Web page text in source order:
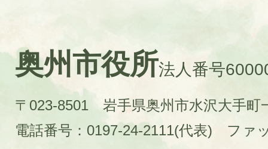
奥州市役所法人番号
〒023-8501 岩手県奥州市水沢大手町
電話番号：0197-24-2111(代表)
ファ